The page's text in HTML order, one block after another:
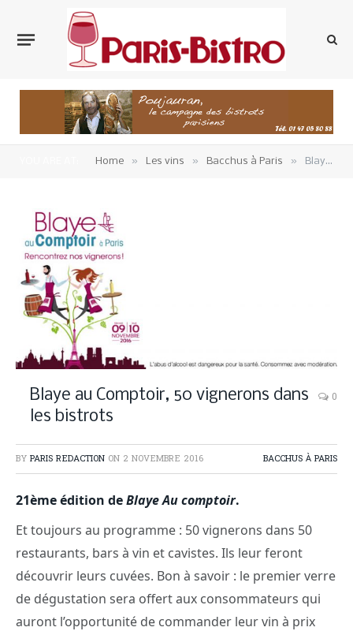
Home » Les vins » Bacchus à Paris » Blaye au Comptoir, 50 vignerons dans les bistrots
Blaye au Comptoir, 50 vignerons dans
les bistrots
0
BY PARIS REDACTION ON 2 NOVEMBRE 2016 BACCHUS À PARIS
21ème édition deBlaye Au comptoir.
Et toujours au programme : 50 vignerons dans 50
restaurants, bars à vin et cavistes. Ils leur feront
découvrir leurs cuvées. Bon à savoir : le premier verre
de dégustation sera offert aux consommateurs qui
auront l’opportunité de commander leur vin à prix